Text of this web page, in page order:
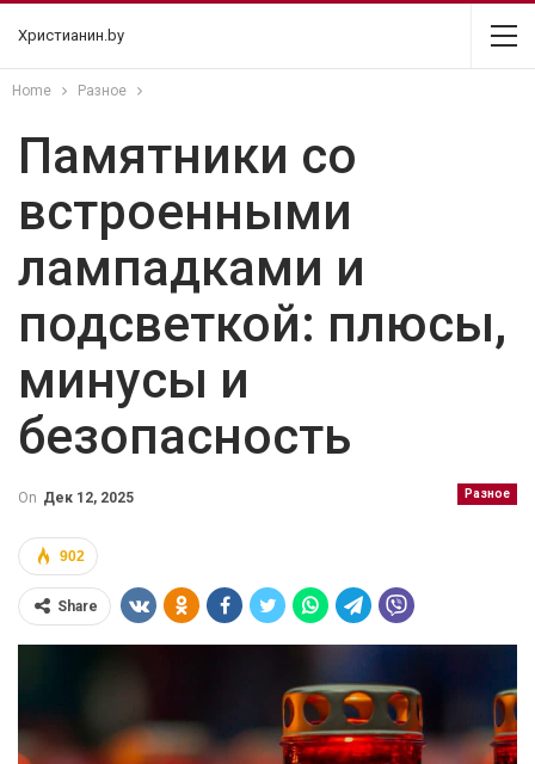
Христианин.by
Home Разное
Памятники со
встроенными
лампадками и
подсветкой: плюсы,
минусы и
безопасность
Разное
On Дек 12, 2025
902
Share